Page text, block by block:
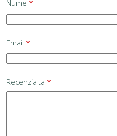
Nume *
Email *
Recenzia ta *